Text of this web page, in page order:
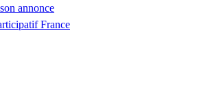
annonce
France